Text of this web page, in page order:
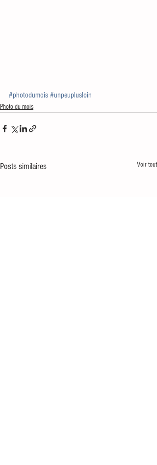
#photodumois #unpeuplusloin
Photo du mois
Posts similaires Voir tout